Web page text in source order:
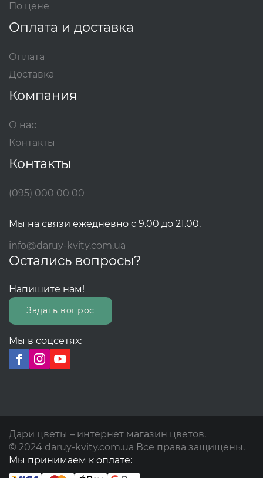
По цене
Оплата и доставка
Оплата
Доставка
Компания
О нас
Контакты
Контакты
(095) 000 00 00
Мы на связи ежедневно с 9.00 до 21.00.
info@daruy-kvity.com.ua
Остались вопросы?
Напишите нам!
Задать вопрос
Мы в соцсетях:
Дари цветы – интернет магазин цветов.
© 2024 daruy-kvity.com.ua Все права защищены.
Мы принимаем к оплате: